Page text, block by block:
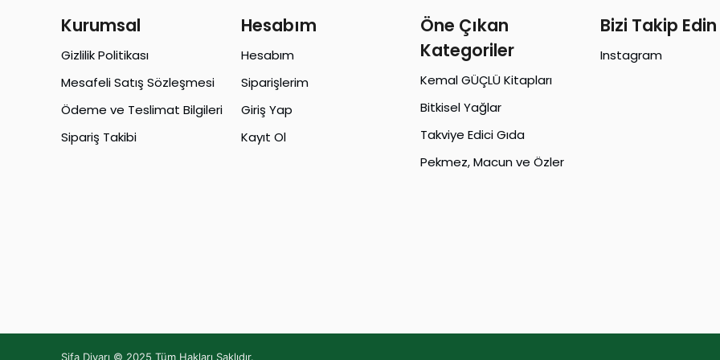
Kurumsal
Gizlilik Politikası
Mesafeli Satış Sözleşmesi
Ödeme ve Teslimat Bilgileri
Sipariş Takibi
Hesabım
Hesabım
Siparişlerim
Giriş Yap
Kayıt Ol
Öne Çıkan
Kategoriler
Kemal GÜÇLÜ Kitapları
Bitkisel Yağlar
Takviye Edici Gıda
Pekmez, Macun ve Özler
Bizi Takip Edin
Instagram
Şifa Diyarı © 2025 Tüm Hakları Saklıdır.